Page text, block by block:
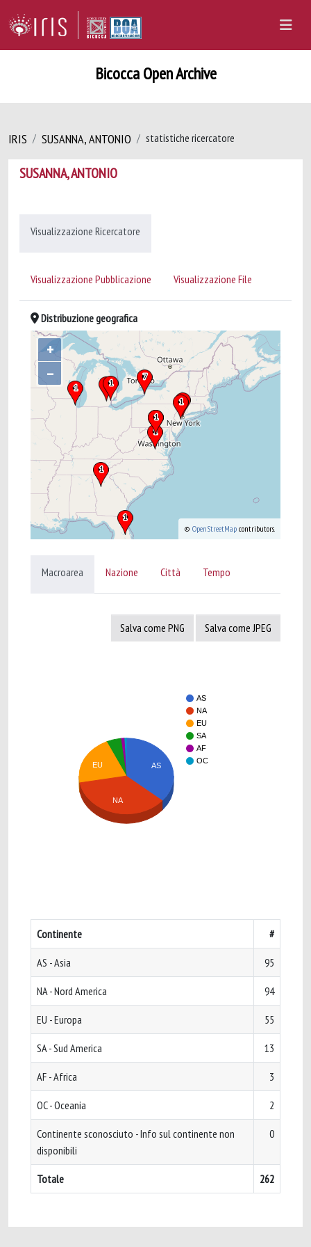
Bicocca Open Archive
IRIS SUSANNA, ANTONIO statistiche ricercatore
SUSANNA, ANTONIO
Visualizzazione Ricercatore
Visualizzazione Pubblicazione Visualizzazione File
Distribuzione geografica
+
–
© OpenStreetMap contributors.
Macroarea Nazione Città Tempo
Salva come PNG Salva come JPEG
AS
NA
EU
SA
AF
OC
AS
EU
NA
Continente #
AS - Asia 95
NA - Nord America 94
EU - Europa 55
SA - Sud America 13
AF - Africa 3
OC - Oceania 2
Continente sconosciuto - Info sul continente non
disponibili
0
Totale 262